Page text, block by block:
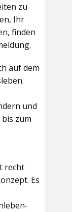
zu
Ihr
finden
auf dem
und
zum
recht
Es